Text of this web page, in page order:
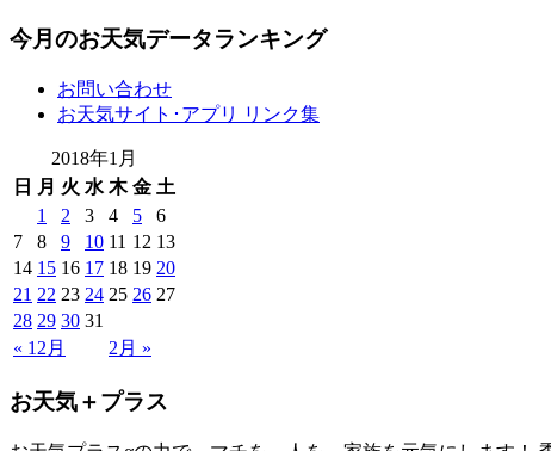
今月のお天気データランキング
お問い合わせ
お天気サイト･アプリ リンク集
2018年1月
日
月 火 水 木 金 土
« 12月 2月 »
1 2 3 4 5
6
7
8 9 10 11 12 13
14 15 16 17 18 19 20
21 22 23 24 25 26 27
28 29 30 31
お天気＋プラス